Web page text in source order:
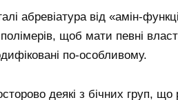
абревіатура від «амін-
щоб мати певні
по-особливому.
деякі з бічних груп,